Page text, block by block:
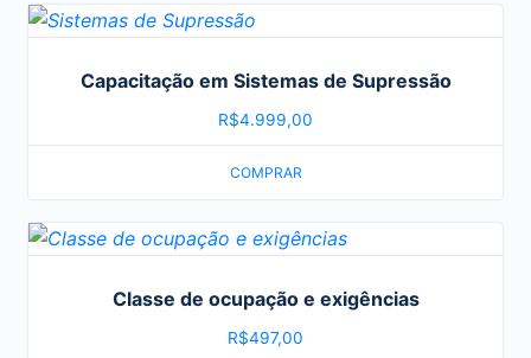
Capacitação em Sistemas de Supressão
R$4.999,00
COMPRAR
Classe de ocupação e exigências
R$497,00